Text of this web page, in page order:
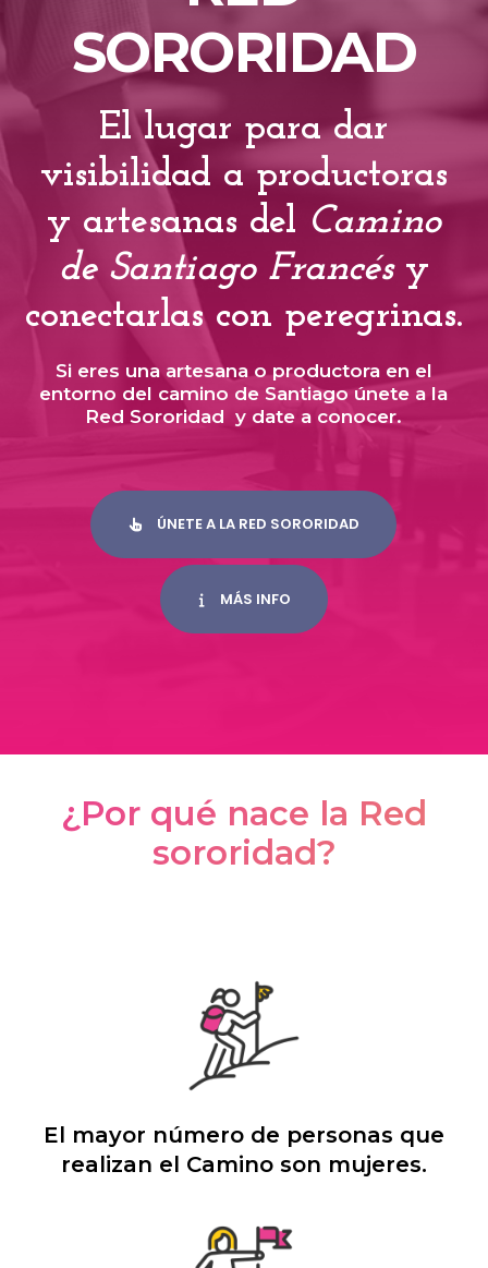
SORORIDAD
El lugar para dar
visibilidad a productoras
y artesanas del Camino
de Santiago Francésy
conectarlas con peregrinas.
Si eres una artesana o productora en el
entorno del camino de Santiago únete a la
Red Sororidad y date a conocer.
ÚNETE A LA RED SORORIDAD
MÁS INFO
¿Por qué nace la Red
sororidad?
El mayor número de personas que
realizan el Camino son mujeres.